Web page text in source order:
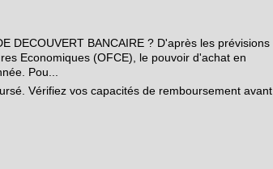
DECOUVERT BANCAIRE ? D'après les prévisions
Economiques (OFCE), le pouvoir d'achat en
Pou...
Vérifiez vos capacités de remboursement avant